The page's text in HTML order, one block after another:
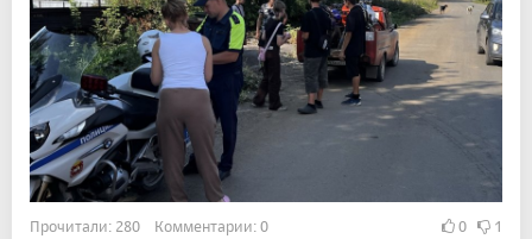
Прочитали: 280 Комментарии: 0 0 1